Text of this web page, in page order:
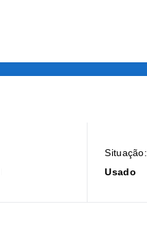
Situação:
Usado